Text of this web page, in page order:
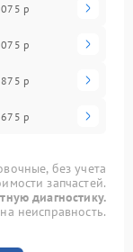
р
р
875 р
675 р
без учета
запчастей.
диагностику.
неисправность.